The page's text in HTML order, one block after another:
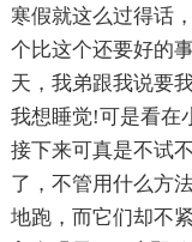
寒假就这么过得话
个比这个还要好的
天，我弟跟我说要
我想睡觉!可是看在
接下来可真是不试
了，不管用什么方
地跑，而它们却不